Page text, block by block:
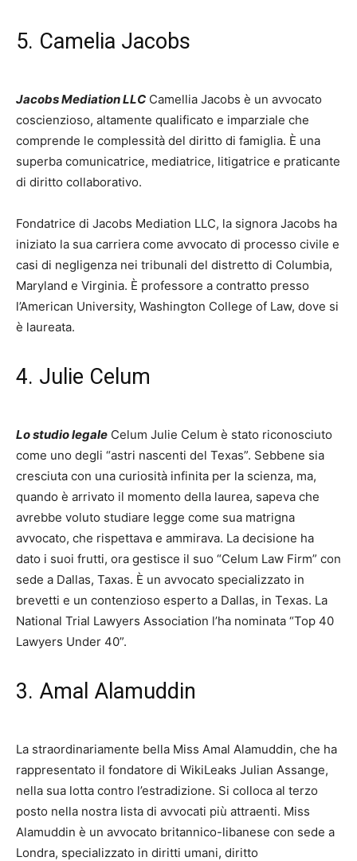
5. Camelia Jacobs
Jacobs Mediation LLC Camellia Jacobs è un avvocato
coscienzioso, altamente qualificato e imparziale che
comprende le complessità del diritto di famiglia. È una
superba comunicatrice, mediatrice, litigatrice e praticante
di diritto collaborativo.
Fondatrice di Jacobs Mediation LLC, la signora Jacobs ha
iniziato la sua carriera come avvocato di processo civile e
casi di negligenza nei tribunali del distretto di Columbia,
Maryland e Virginia. È professore a contratto presso
l’American University, Washington College of Law, dove si
è laureata.
4. Julie Celum
Lo studio legale Celum Julie Celum è stato riconosciuto
come uno degli “astri nascenti del Texas”. Sebbene sia
cresciuta con una curiosità infinita per la scienza, ma,
quando è arrivato il momento della laurea, sapeva che
avrebbe voluto studiare legge come sua matrigna
avvocato, che rispettava e ammirava. La decisione ha
dato i suoi frutti, ora gestisce il suo “Celum Law Firm” con
sede a Dallas, Taxas. È un avvocato specializzato in
brevetti e un contenzioso esperto a Dallas, in Texas. La
National Trial Lawyers Association l’ha nominata “Top 40
Lawyers Under 40”.
3. Amal Alamuddin
La straordinariamente bella Miss Amal Alamuddin, che ha
rappresentato il fondatore di WikiLeaks Julian Assange,
nella sua lotta contro l’estradizione. Si colloca al terzo
posto nella nostra lista di avvocati più attraenti. Miss
Alamuddin è un avvocato britannico-libanese con sede a
Londra, specializzato in diritti umani, diritto